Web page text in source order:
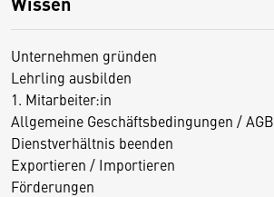
Unternehmen gründen
Lehrling ausbilden
1. Mitarbeiter:in
Allgemeine Geschäftsbedingungen / AGB
Dienstverhältnis beenden
Exportieren / Importieren
Förderungen